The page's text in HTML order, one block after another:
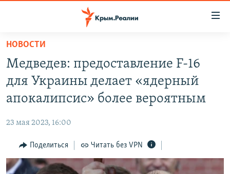
Вернуться
основному
содержанию
главной
Вернутся
поиску
СПЕЦПРОЕКТЫ
11 ЛЕТ ОККУПАЦИИ КРЫМА. 11 ИСТОРИЙ СОПРОТИВЛЕНИЯ
ЕЩЕ
ИНТЕРАКТИВ
ИНФОГРАФИКА
РАДІО СВОБОДА
КАК ОБОЙТИ БЛОКИРОВКУ
НОВОСТИ
Медведев: предоставление F-16
для Украины делает «ядерный
апокалипсис» более вероятным
23 мая 2023, 16:00
Поделиться Читать без VPN